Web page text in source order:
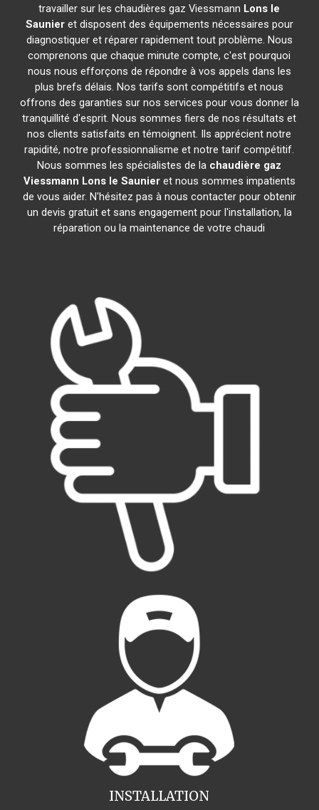
travailler sur les chaudières gaz Viessmann Lons le
Saunieret disposent des équipements nécessaires pour
diagnostiquer et réparer rapidement tout problème. Nous
comprenons que chaque minute compte, c'est pourquoi
nous nous efforçons de répondre à vos appels dans les
plus brefs délais. Nos tarifs sont compétitifs et nous
offrons des garanties sur nos services pour vous donner la
tranquillité d'esprit. Nous sommes fiers de nos résultats et
nos clients satisfaits en témoignent. Ils apprécient notre
rapidité, notre professionnalisme et notre tarif compétitif.
Nous sommes les spécialistes de la chaudière gaz
Viessmann Lons le Saunieret nous sommes impatients
de vous aider. N'hésitez pas à nous contacter pour obtenir
un devis gratuit et sans engagement pour l'installation, la
réparation ou la maintenance de votre chaudi
INSTALLATION